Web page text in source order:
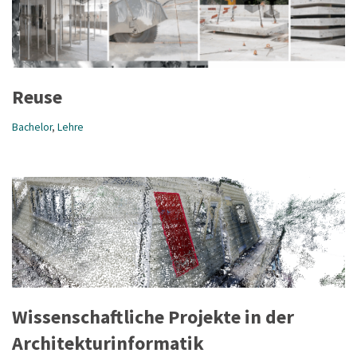
Reuse
Bachelor, Lehre
Wissenschaftliche Projekte in der
Architekturinformatik